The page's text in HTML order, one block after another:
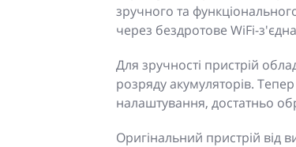
зручного та
через бездротове WiFi-
Для зручності пристрій
розряду акумуляторів.
налаштування, достатньо
Оригінальний пристрій від